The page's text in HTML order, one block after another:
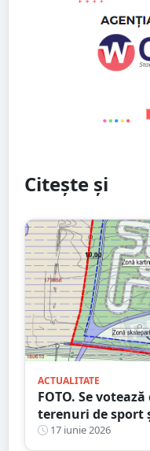
Citește și
ACTUALITATE
FOTO. Se
terenuri de sport
Someșului, în
17 iunie 2026